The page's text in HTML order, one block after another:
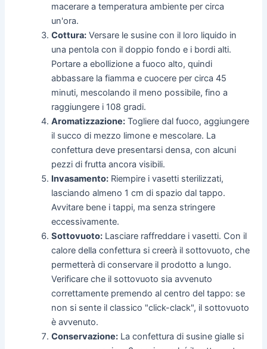
macerare a temperatura ambiente per circa
un'ora.
Cottura: Versare le susine con il loro liquido in
una pentola con il doppio fondo e i bordi alti.
Portare a ebollizione a fuoco alto, quindi
abbassare la fiamma e cuocere per circa 45
minuti, mescolando il meno possibile, fino a
raggiungere i 108 gradi.
Aromatizzazione: Togliere dal fuoco, aggiungere
il succo di mezzo limone e mescolare. La
confettura deve presentarsi densa, con alcuni
pezzi di frutta ancora visibili.
Invasamento: Riempire i vasetti sterilizzati,
lasciando almeno 1 cm di spazio dal tappo.
Avvitare bene i tappi, ma senza stringere
eccessivamente.
Sottovuoto: Lasciare raffreddare i vasetti. Con il
calore della confettura si creerà il sottovuoto, che
permetterà di conservare il prodotto a lungo.
Verificare che il sottovuoto sia avvenuto
correttamente premendo al centro del tappo: se
non si sente il classico "click-clack", il sottovuoto
è avvenuto.
Conservazione: La confettura di susine gialle si